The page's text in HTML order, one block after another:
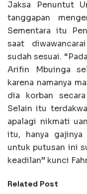
Jaksa Penuntut
tanggapan
Sementara itu
saat
sudah sesuai.
Arifin Mbuinga
karena namanya
dia korban
Selain itu
apalagi nikmati
itu, hanya
untuk putusan ini
keadilan” kunci
Related Post